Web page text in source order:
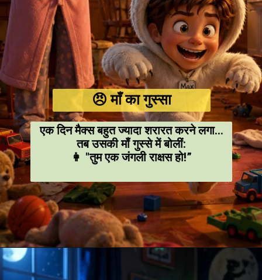
😠 माँ का गुस्सा
एक दिन मैक्स बहुत ज्यादा शरारत करने लगा…
तब उसकी माँ गुस्से में बोलीं:
👩 "तुम एक जंगली राक्षस हो!”
Opening